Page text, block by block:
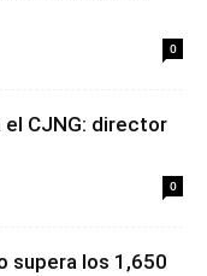
0
el CJNG: director
0
supera los 1,650